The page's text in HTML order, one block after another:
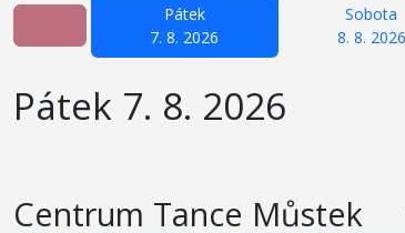
Pátek
7. 8. 2026
Sobota
8. 8. 2026
Pátek 7. 8. 2026
Centrum Tance Můstek